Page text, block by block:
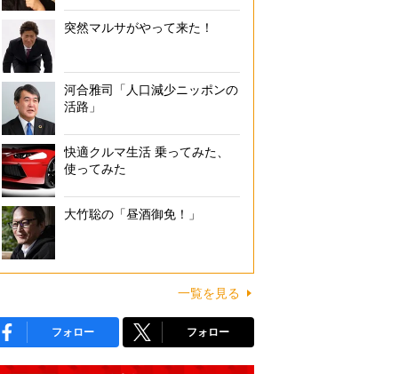
突然マルサがやって来た！
河合雅司「人口減少ニッポンの
活路」
快適クルマ生活 乗ってみた、
使ってみた
大竹聡の「昼酒御免！」
一覧を見る
フォロー フォロー